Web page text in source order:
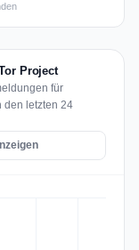
Project
für
den letzten 24